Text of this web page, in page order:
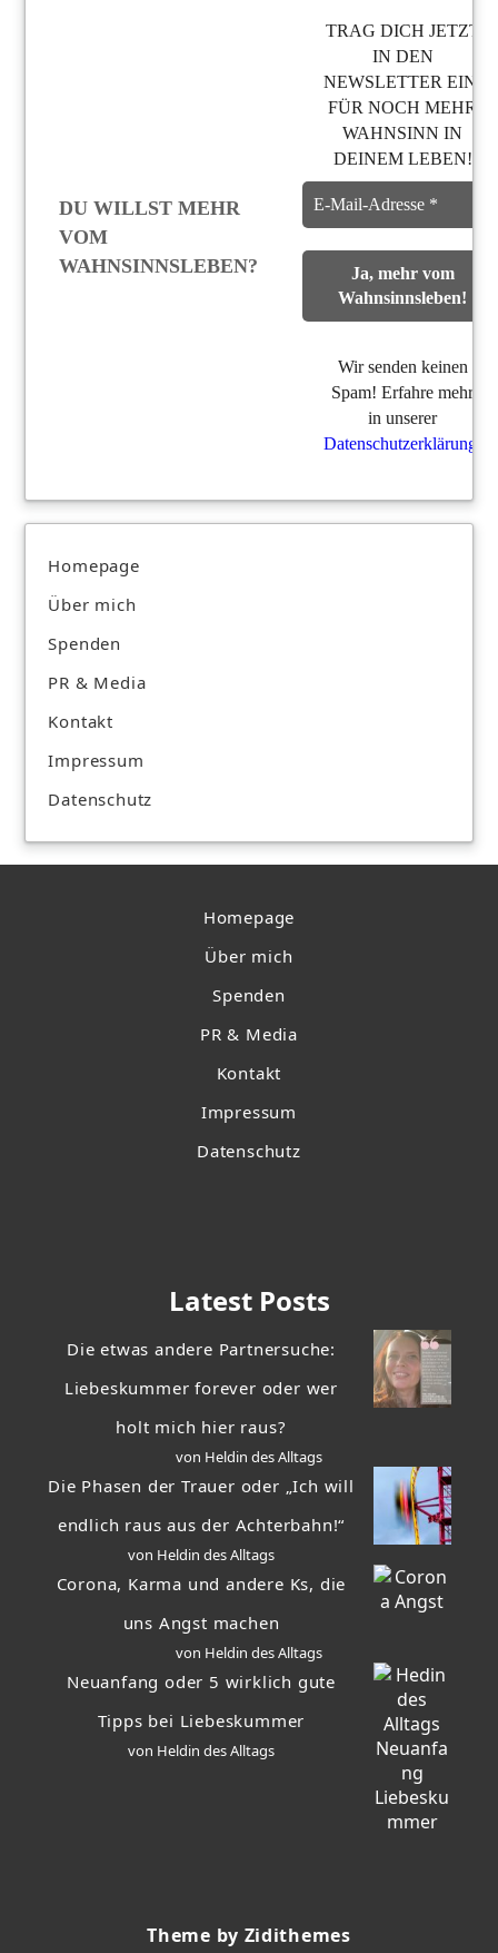
DU WILLST MEHR
VOM
WAHNSINNSLEBEN?
TRAG DICH JETZT
IN DEN
NEWSLETTER EIN,
FÜR NOCH MEHR
WAHNSINN IN
DEINEM LEBEN!
Wir senden keinen
Spam! Erfahre mehr
in unserer
Datenschutzerklärung
Homepage
Über mich
Spenden
PR & Media
Kontakt
Impressum
Datenschutz
Homepage
Über mich
Spenden
PR & Media
Kontakt
Impressum
Datenschutz
Latest Posts
Die etwas andere Partnersuche:
Liebeskummer forever oder wer
holt mich hier raus?
von Heldin des Alltags
Die Phasen der Trauer oder „Ich will
endlich raus aus der Achterbahn!“
von Heldin des Alltags
Corona, Karma und andere Ks, die
uns Angst machen
von Heldin des Alltags
Neuanfang oder 5 wirklich gute
Tipps bei Liebeskummer
von Heldin des Alltags
Theme by Zidithemes